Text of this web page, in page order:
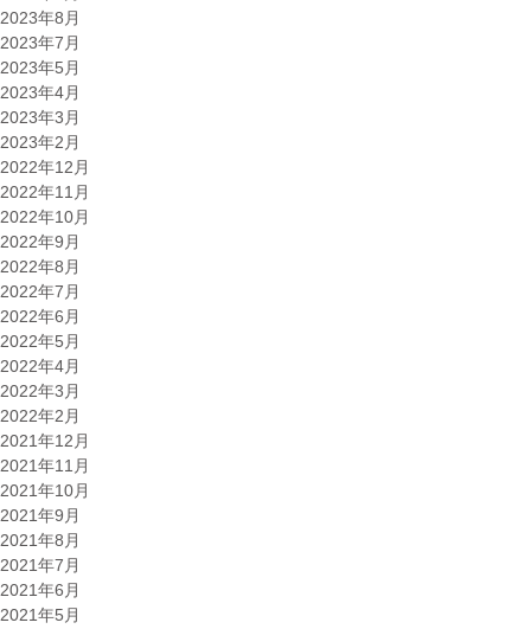
2023年8月
2023年7月
2023年5月
2023年4月
2023年3月
2023年2月
2022年12月
2022年11月
2022年10月
2022年9月
2022年8月
2022年7月
2022年6月
2022年5月
2022年4月
2022年3月
2022年2月
2021年12月
2021年11月
2021年10月
2021年9月
2021年8月
2021年7月
2021年6月
2021年5月